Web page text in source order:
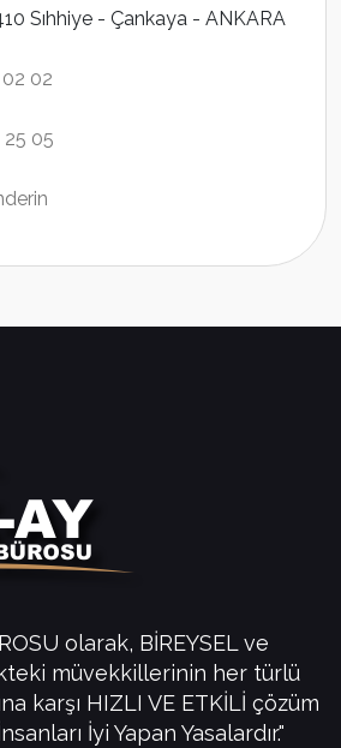
Sıhhiye - Çankaya - ANKARA
02
25 05
olarak, BİREYSEL ve
müvekkillerinin her türlü
karşı HIZLI VE ETKİLİ çözüm
İyi Yapan Yasalardır."